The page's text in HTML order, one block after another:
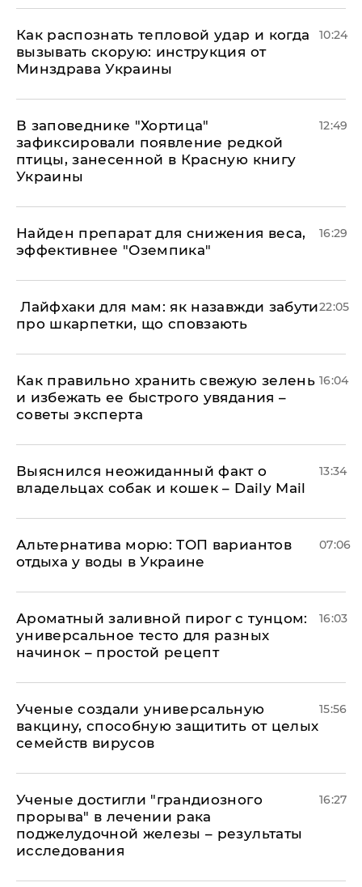
Как распознать тепловой удар и когда
вызывать скорую: инструкция от
Минздрава Украины
10:24
В заповеднике "Хортица"
зафиксировали появление редкой
птицы, занесенной в Красную книгу
Украины
12:49
Найден препарат для снижения веса,
эффективнее "Оземпика"
16:29
​ Лайфхаки для мам: як назавжди забути
про шкарпетки, що сповзають
22:05
Как правильно хранить свежую зелень
и избежать ее быстрого увядания –
советы эксперта
16:04
Выяснился неожиданный факт о
владельцах собак и кошек – Daily Mail
13:34
Альтернатива морю: ТОП вариантов
отдыха у воды в Украине
07:06
Ароматный заливной пирог с тунцом:
универсальное тесто для разных
начинок – простой рецепт
16:03
Ученые создали универсальную
вакцину, способную защитить от целых
семейств вирусов
15:56
Ученые достигли "грандиозного
прорыва" в лечении рака
поджелудочной железы – результаты
исследования
16:27